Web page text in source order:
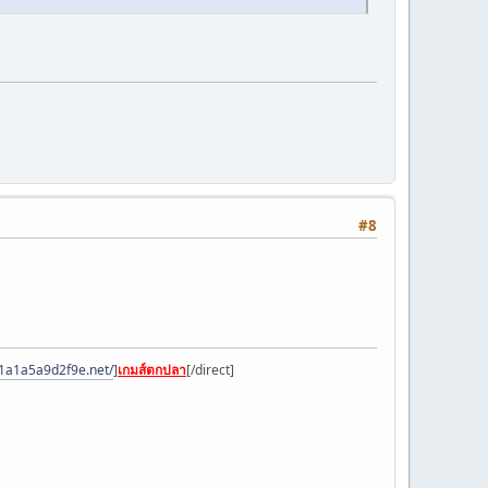
#8
]เกมส์ตกปลา[/direct]